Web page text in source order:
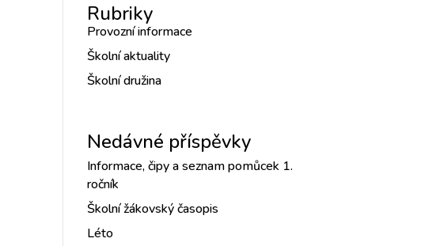
Rubriky
Provozní informace
Školní aktuality
Školní družina
Nedávné příspěvky
Informace, čipy a seznam pomůcek 1.
ročník
Školní žákovský časopis
Léto